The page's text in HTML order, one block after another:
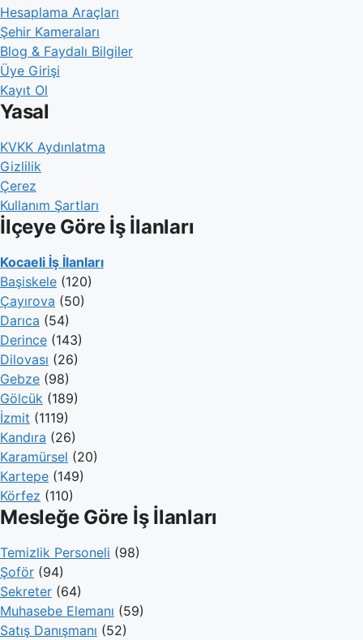
Hesaplama Araçları
Şehir Kameraları
Blog & Faydalı Bilgiler
Üye Girişi
Kayıt Ol
Yasal
KVKK Aydınlatma
Gizlilik
Çerez
Kullanım Şartları
İlçeye Göre İş İlanları
Kocaeli İş İlanları
Başiskele (120)
Çayırova (50)
Darıca (54)
Derince (143)
Dilovası (26)
Gebze (98)
Gölcük (189)
İzmit (1119)
Kandıra (26)
Karamürsel (20)
Kartepe (149)
Körfez (110)
Mesleğe Göre İş İlanları
Temizlik Personeli (98)
Şoför (94)
Sekreter (64)
Muhasebe Elemanı (59)
Satış Danışmanı (52)